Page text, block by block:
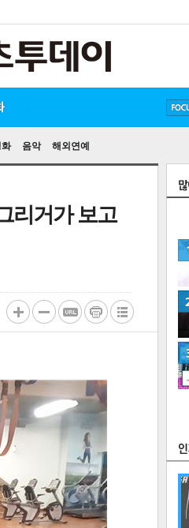
화 음악 해외연예
리거가 보고